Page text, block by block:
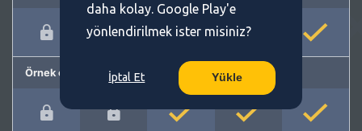
Örnek cümleler
daha kolay. Google Play'e
yönlendirilmek ister misiniz?
İptal Et Yükle